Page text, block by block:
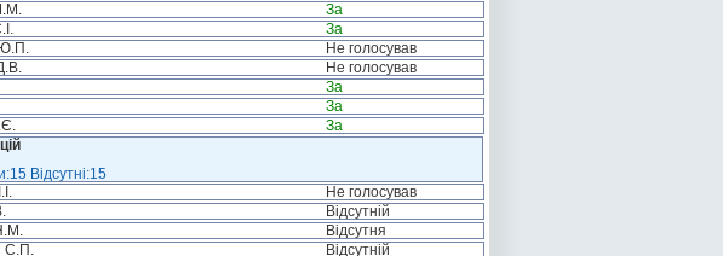
За
За
Ю.П.
Не голосував
Не голосував
За
За
За
Відсутні:15
Не голосував
Відсутній
Відсутня
С.П.
Відсутній